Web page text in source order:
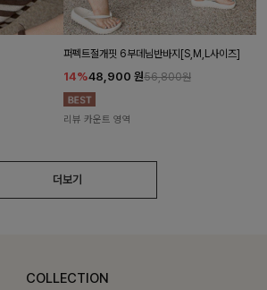
퍼펙트절개핏 6부데님반바지[S,M,L사이즈]
14%48,900 원56,800원
리뷰 카운트 영역
더보기
COLLECTION